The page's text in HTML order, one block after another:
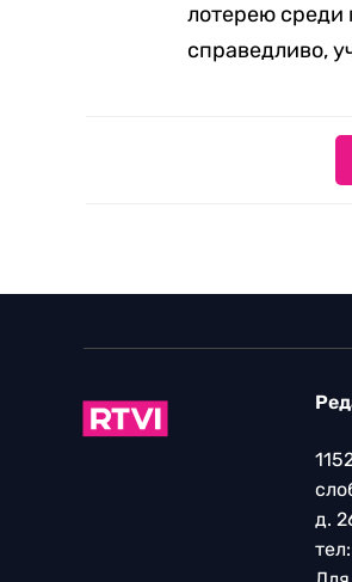
лотерею среди
справедливо,
д.
тел: